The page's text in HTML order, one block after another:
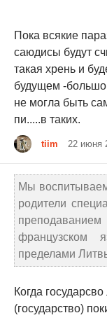
Пока всякие
саюдисы будут
такая хрень и
будущем -
не могла быть
пи.....в таких.
tiim 22 июня
Мы
родители
французском
пределами
Когда
(государство)